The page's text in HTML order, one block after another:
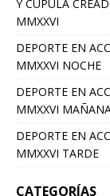
Y CUPULA
MMXXVI
DEPORTE EN
MMXXVI NOCHE
DEPORTE EN
MMXXVI
DEPORTE EN
MMXXVI TARDE
CATEGORÍAS